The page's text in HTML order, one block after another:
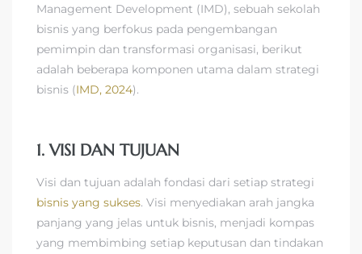
Management Development (IMD), sebuah sekolah
bisnis yang berfokus pada pengembangan
pemimpin dan transformasi organisasi, berikut
adalah beberapa komponen utama dalam strategi
bisnis (IMD, 2024).
1. VISI DAN TUJUAN
Visi dan tujuan adalah fondasi dari setiap strategi
bisnis yang sukses. Visi menyediakan arah jangka
panjang yang jelas untuk bisnis, menjadi kompas
yang membimbing setiap keputusan dan tindakan